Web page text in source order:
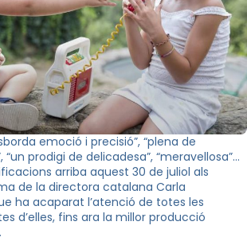
emoció i precisió”, “plena de
“un prodigi de delicadesa”, “meravellosa”…
arriba aquest 30 de juliol als
de la directora catalana Carla
ha acaparat l’atenció de totes les
d’elles, fins ara la millor producció